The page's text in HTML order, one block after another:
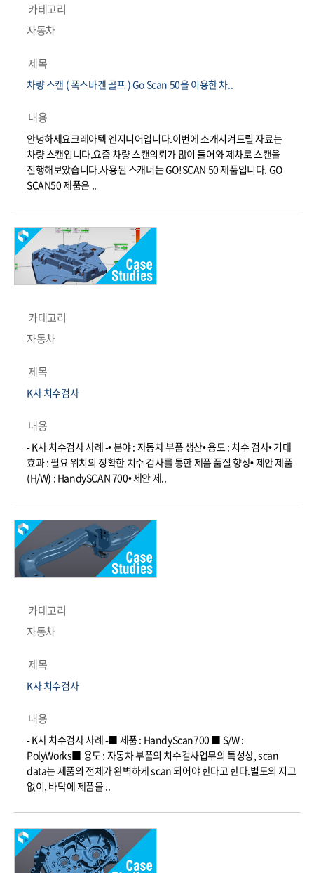
카테고리
자동차
제목
차량 스캔 ( 폭스바겐 골프 ) Go Scan 50을 이용한 차..
내용
안녕하세요크레아텍 엔지니어입니다.이번에 소개시켜드릴 자료는
차량 스캔입니다.요즘 차량 스캔의뢰가 많이 들어와 제차로 스캔을
진행해보았습니다.사용된 스캐너는 GO!SCAN 50 제품입니다. GO
SCAN50 제품은 ..
카테고리
자동차
제목
K사 치수검사
내용
- K사 치수검사 사례 -• 분야 : 자동차 부품 생산• 용도 : 치수 검사• 기대
효과 : 필요 위치의 정확한 치수 검사를 통한 제품 품질 향상• 제안 제품
(H/W) : HandySCAN 700• 제안 제..
카테고리
자동차
제목
K사 치수검사
내용
- K사 치수검사 사례 -■ 제품 : HandyScan700 ■ S/W :
PolyWorks■ 용도 : 자동차 부품의 치수검사업무의 특성상, scan
data는 제품의 전체가 완벽하게 scan 되어야 한다고 한다.별도의 지그
없이, 바닥에 제품을 ..